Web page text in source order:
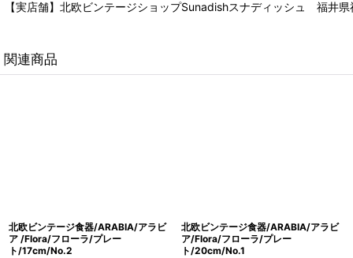
【実店舗】北欧ビンテージショップSunadishスナディッシュ 福井
関連商品
北欧ビンテージ食器/ARABIA/アラビ
ア /Flora/フローラ/プレー
ト/17cm/No.2
北欧ビンテージ食器/ARABIA/アラビ
ア/Flora/フローラ/プレー
ト/20cm/No.1